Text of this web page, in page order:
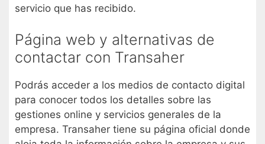
servicio que has recibido.
Página web y alternativas de
contactar con Transaher
Podrás acceder a los medios de contacto digital
para conocer todos los detalles sobre las
gestiones online y servicios generales de la
empresa. Transaher tiene su página oficial donde